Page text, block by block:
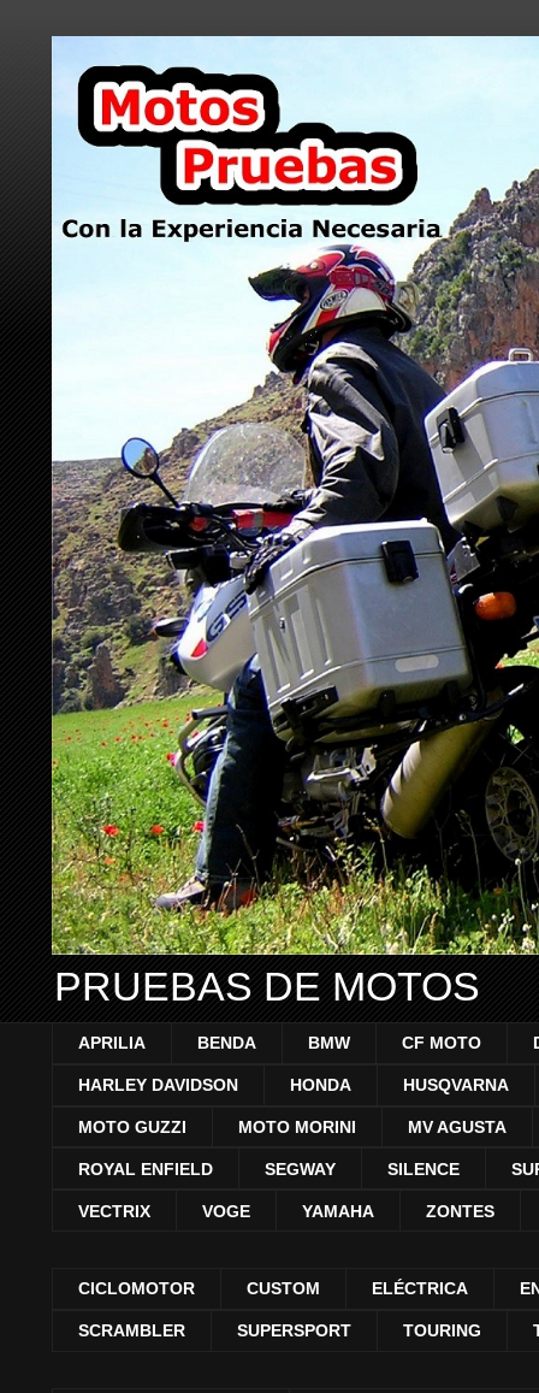
PRUEBAS DE MOTOS
APRILIA BENDA BMW CF MOTO
HARLEY DAVIDSON HONDA HUSQVARNA
MOTO GUZZI MOTO MORINI MV AGUSTA
ROYAL ENFIELD SEGWAY SILENCE
VECTRIX VOGE YAMAHA ZONTES
CICLOMOTOR CUSTOM ELÉCTRICA
SCRAMBLER SUPERSPORT TOURING